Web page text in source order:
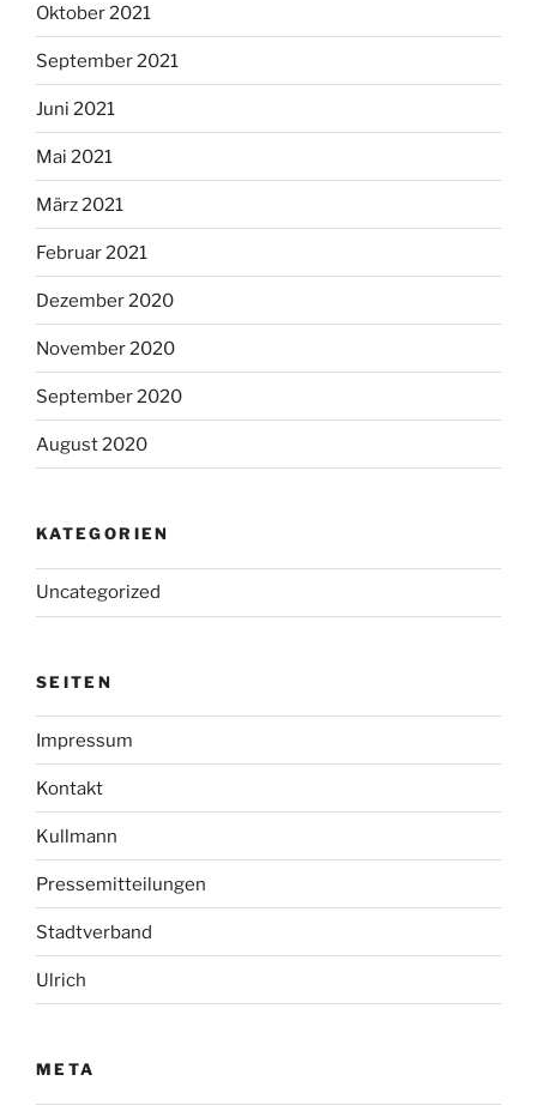
Oktober 2021
September 2021
Juni 2021
Mai 2021
März 2021
Februar 2021
Dezember 2020
November 2020
September 2020
August 2020
KATEGORIEN
Uncategorized
SEITEN
Impressum
Kontakt
Kullmann
Pressemitteilungen
Stadtverband
Ulrich
META